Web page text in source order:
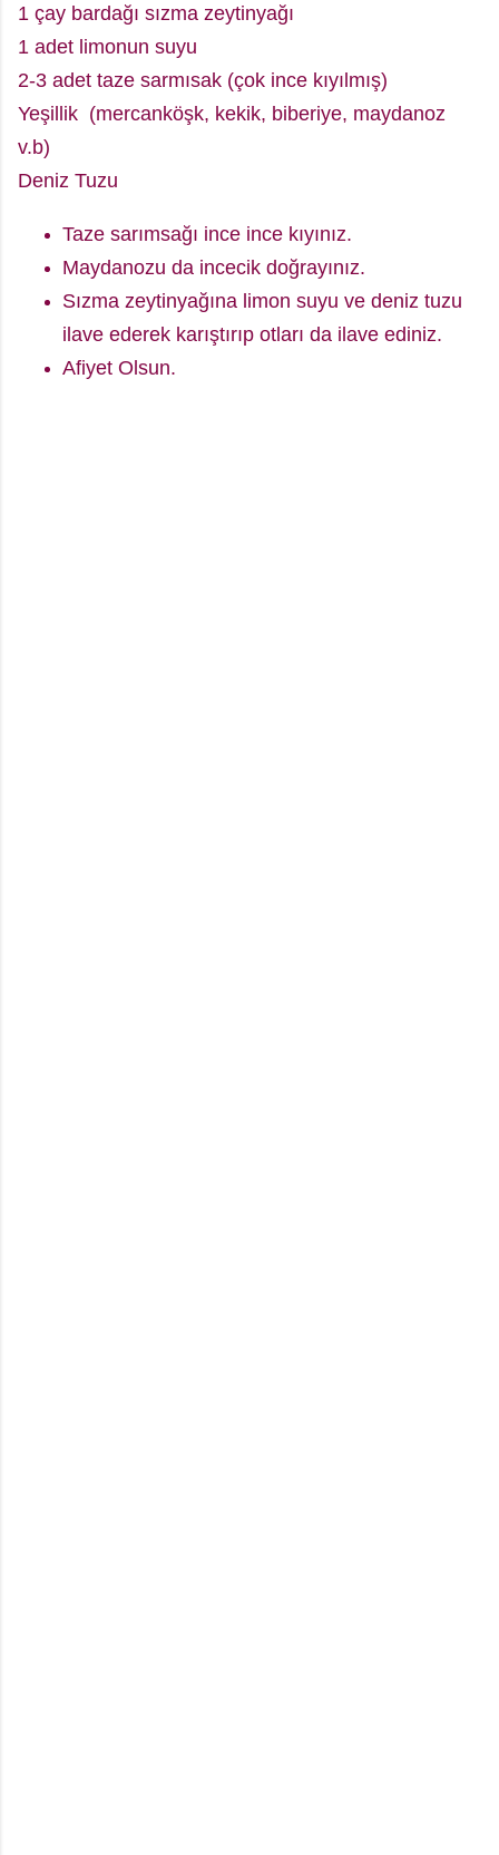
1 çay bardağı sızma zeytinyağı
1 adet limonun suyu
2-3 adet taze sarmısak (çok ince kıyılmış)
Yeşillik (mercanköşk, kekik, biberiye, maydanoz
v.b)
Deniz Tuzu
Taze sarımsağı ince ince kıyınız.
Maydanozu da incecik doğrayınız.
Sızma zeytinyağına limon suyu ve deniz tuzu
ilave ederek karıştırıp otları da ilave ediniz.
Afiyet Olsun.